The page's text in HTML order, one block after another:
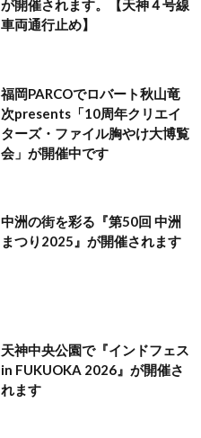
が開催されます。【天神４号線
車両通行止め】
福岡PARCOでロバート秋山竜
次presents「10周年クリエイ
ターズ・ファイル胸やけ大博覧
会」が開催中です
中洲の街を彩る『第50回 中洲
まつり2025』が開催されます
天神中央公園で『インドフェス
in FUKUOKA 2026』が開催さ
れます